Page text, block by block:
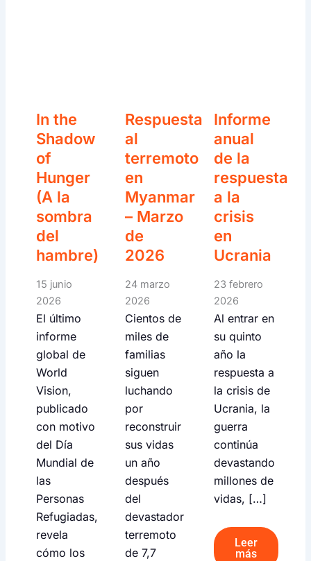
In the
Shadow
of
Hunger
(A la
sombra
del
hambre)
15 junio
2026
El último
informe
global de
World
Vision,
publicado
con motivo
del Día
Mundial de
las
Personas
Refugiadas,
revela
cómo los
Respuesta
al
terremoto
en
Myanmar
– Marzo
de
2026
24 marzo
2026
Cientos de
miles de
familias
siguen
luchando
por
reconstruir
sus vidas
un año
después
del
devastador
terremoto
de 7,7
Informe
anual
de la
respuesta
a la
crisis
en
Ucrania
23 febrero
2026
Al entrar en
su quinto
año la
respuesta a
la crisis de
Ucrania, la
guerra
continúa
devastando
millones de
vidas, […]
Leer
más